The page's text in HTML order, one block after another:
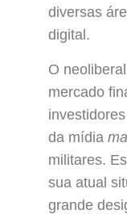
diversas
digital.
O
mercado
da mídia
militares.
sua atual
grande